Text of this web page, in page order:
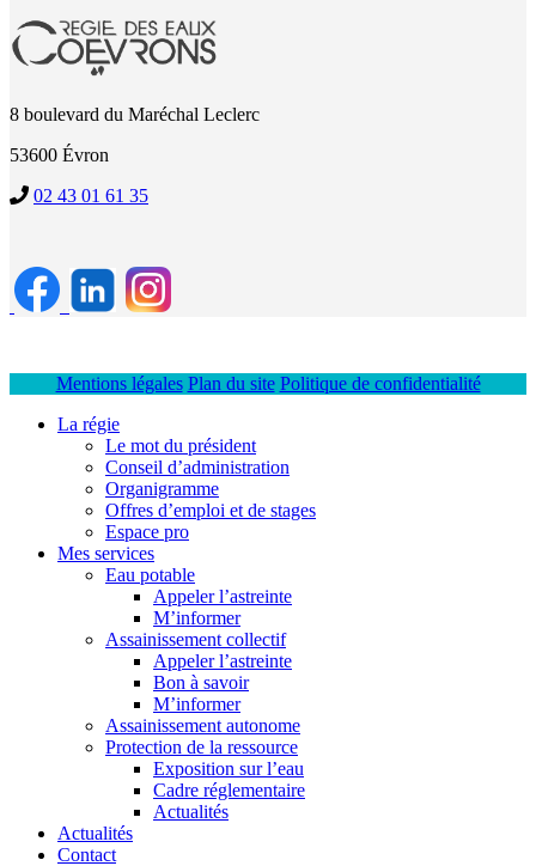
8 boulevard du Maréchal Leclerc
53600 Évron
02 43 01 61 35
Mentions légales Plan du site Politique de confidentialité
La régie
Le mot du président
Conseil d’administration
Organigramme
Offres d’emploi et de stages
Espace pro
Mes services
Eau potable
Appeler l’astreinte
M’informer
Assainissement collectif
Appeler l’astreinte
Bon à savoir
M’informer
Assainissement autonome
Protection de la ressource
Exposition sur l’eau
Cadre réglementaire
Actualités
Actualités
Contact